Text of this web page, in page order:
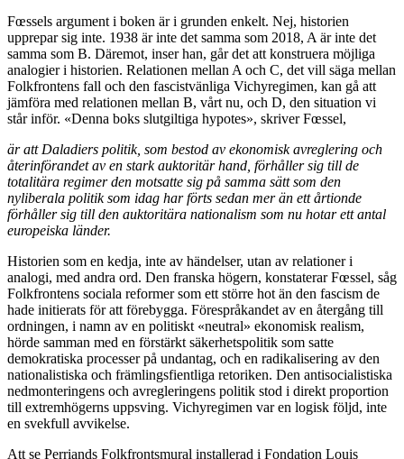
Fœssels argument i boken är i grunden enkelt. Nej, historien
upprepar sig inte. 1938 är inte det samma som 2018, A är inte det
samma som B. Däremot, inser han, går det att konstruera möjliga
analogier i historien. Relationen mellan A och C, det vill säga mellan
Folkfrontens fall och den fascistvänliga Vichyregimen, kan gå att
jämföra med relationen mellan B, vårt nu, och D, den situation vi
står inför. «Denna boks slutgiltiga hypotes», skriver Fœssel,
är att Daladiers politik, som bestod av ekonomisk avreglering och
återinförandet av en stark auktoritär hand, förhåller sig till de
totalitära regimer den motsatte sig på samma sätt som den
nyliberala politik som idag har förts sedan mer än ett årtionde
förhåller sig till den auktoritära nationalism som nu hotar ett antal
europeiska länder.
Historien som en kedja, inte av händelser, utan av relationer i
analogi, med andra ord. Den franska högern, konstaterar Fœssel, såg
Folkfrontens sociala reformer som ett större hot än den fascism de
hade initierats för att förebygga. Förespråkandet av en återgång till
ordningen, i namn av en politiskt «neutral» ekonomisk realism,
hörde samman med en förstärkt säkerhetspolitik som satte
demokratiska processer på undantag, och en radikalisering av den
nationalistiska och främlingsfientliga retoriken. Den antisocialistiska
nedmonteringens och avregleringens politik stod i direkt proportion
till extremhögerns uppsving. Vichyregimen var en logisk följd, inte
en svekfull avvikelse.
Att se Perriands Folkfrontsmural installerad i Fondation Louis